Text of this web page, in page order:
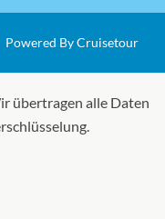
Powered By Cruisetour
übertragen alle Daten